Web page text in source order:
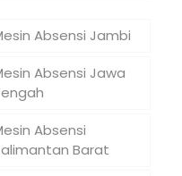
Absensi Jambi
Absensi Jawa
Absensi
Barat